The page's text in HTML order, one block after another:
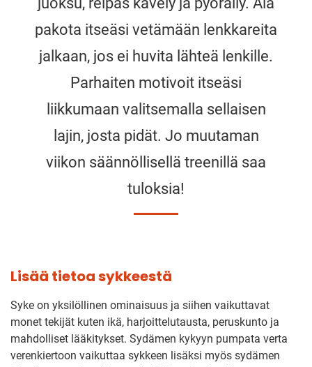
pakota itseäsi vetämään lenkkareita
jalkaan, jos ei huvita lähteä lenkille.
Parhaiten motivoit itseäsi
liikkumaan valitsemalla sellaisen
lajin, josta pidät. Jo muutaman
viikon säännöllisellä treenillä saa
tuloksia!
Lisää tietoa sykkeestä
Syke on yksilöllinen ominaisuus ja siihen vaikuttavat
monet tekijät kuten ikä, harjoittelutausta, peruskunto ja
mahdolliset lääkitykset. Sydämen kykyyn pumpata verta
verenkiertoon vaikuttaa sykkeen lisäksi myös sydämen